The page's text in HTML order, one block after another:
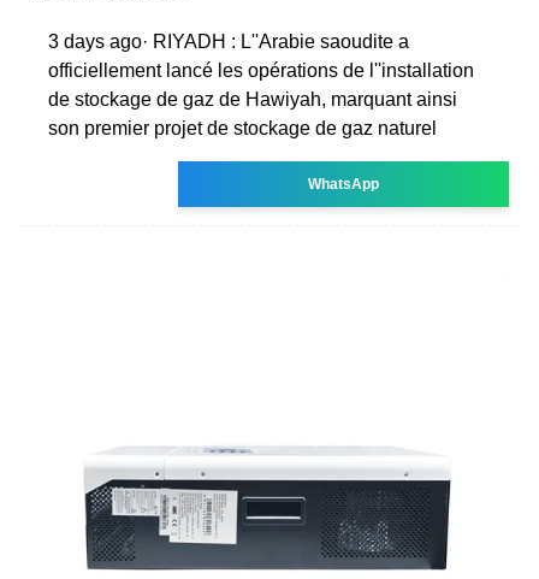
3 days ago· RIYADH : L''Arabie saoudite a
officiellement lancé les opérations de l''installation
de stockage de gaz de Hawiyah, marquant ainsi
son premier projet de stockage de gaz naturel
WhatsApp